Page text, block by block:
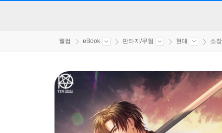
웰컴 eBook 판타지/무협 현대 소장